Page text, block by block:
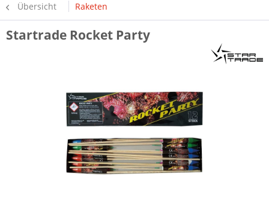
Übersicht Raketen
Startrade Rocket Party